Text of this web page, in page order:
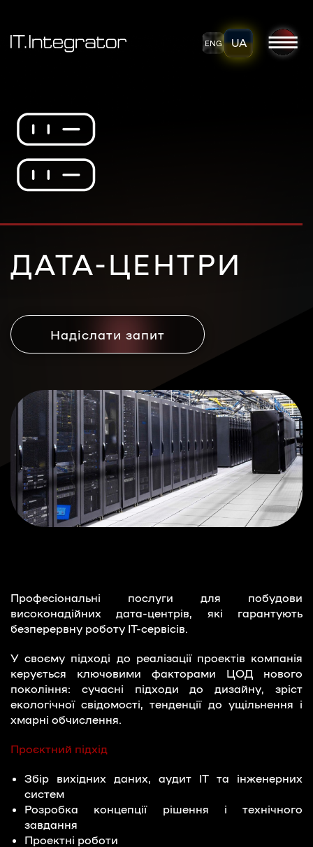
ENG UA
ДАТА-ЦЕНТРИ
Надіслати запит
Професіональні послуги для побудови
високонадійних дата-центрів, які гарантують
безперервну роботу ІТ-сервісів.
У своєму підході до реалізації проектів компанія
керується ключовими факторами ЦОД нового
покоління: сучасні підходи до дизайну, зріст
екологічної свідомості, тенденції до ущільнення і
хмарні обчислення.
Проєктний підхід
Збір вихідних даних, аудит ІТ та інженерних
систем
Розробка концепції рішення і технічного
завдання
Проектні роботи